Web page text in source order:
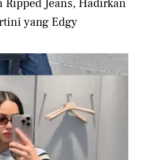
Ripped Jeans, Hadirkan
yang Edgy